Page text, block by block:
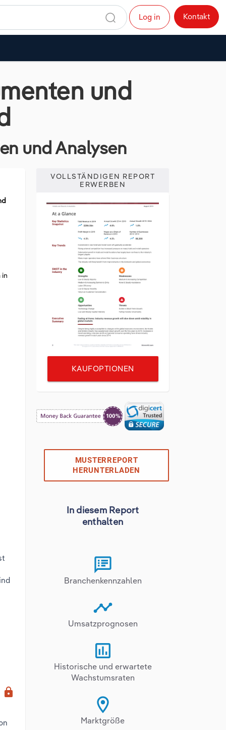
Log in Kontakt
und
und Analysen
lock
VOLLSTÄNDIGEN REPORT
ERWERBEN
KAUFOPTIONEN
MUSTERREPORT
HERUNTERLADEN
In diesem Report
enthalten
Branchenkennzahlen
Umsatzprognosen
Historische und erwartete
Wachstumsraten
Marktgröße